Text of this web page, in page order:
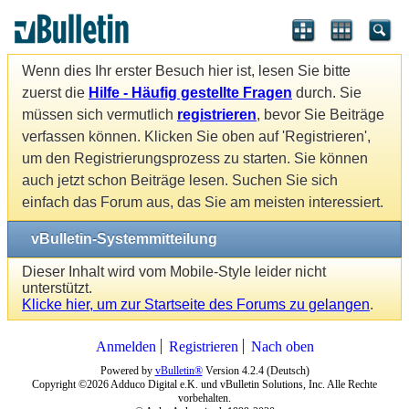
Wenn dies Ihr erster Besuch hier ist, lesen Sie bitte
zuerst die Hilfe - Häufig gestellte Fragen durch. Sie
müssen sich vermutlich registrieren, bevor Sie Beiträge
verfassen können. Klicken Sie oben auf 'Registrieren',
um den Registrierungsprozess zu starten. Sie können
auch jetzt schon Beiträge lesen. Suchen Sie sich
einfach das Forum aus, das Sie am meisten interessiert.
vBulletin-Systemmitteilung
Dieser Inhalt wird vom Mobile-Style leider nicht
unterstützt.
Klicke hier, um zur Startseite des Forums zu gelangen.
Anmelden Registrieren Nach oben
Powered by vBulletin®Version 4.2.4 (Deutsch)
Copyright ©2026 Adduco Digital e.K. und vBulletin Solutions, Inc. Alle Rechte
vorbehalten.